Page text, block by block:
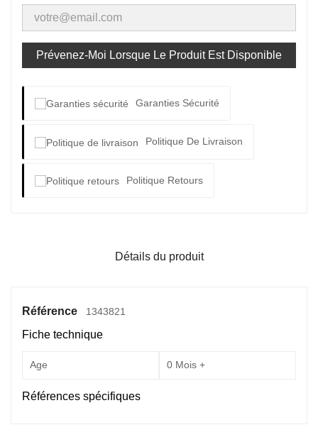
Prévenez-Moi Lorsque Le Produit Est Disponible
Garanties Sécurité
Politique De Livraison
Politique Retours
Détails du produit
Référence 1343821
Fiche technique
Age 0 Mois +
Références spécifiques